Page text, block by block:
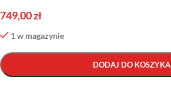
749,00zł
1 w magazynie
DODAJ DO KOSZYKA